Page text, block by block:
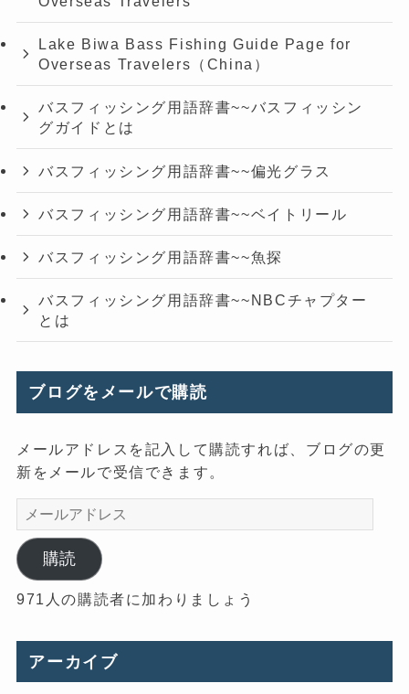
Lake Biwa Bass Fishing Guide Page for
Overseas Travelers（China）
バスフィッシング用語辞書~~バスフィッシン
グガイドとは
バスフィッシング用語辞書~~偏光グラス
バスフィッシング用語辞書~~ベイトリール
バスフィッシング用語辞書~~魚探
バスフィッシング用語辞書~~NBCチャプター
とは
ブログをメールで購読
メールアドレスを記入して購読すれば、ブログの更
新をメールで受信できます。
メ
ー
ル
ア
ド
ス
購読
971人の購読者に加わりましょう
アーカイブ